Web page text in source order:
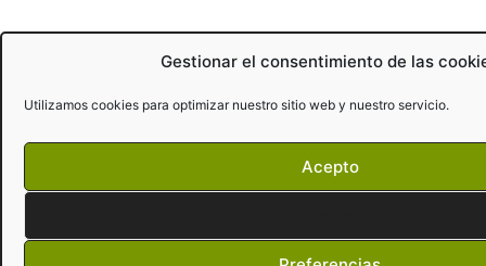
Gestionar el consentimiento de las
Utilizamos cookies para optimizar nuestro sitio web y nuestro servicio.
Acepto